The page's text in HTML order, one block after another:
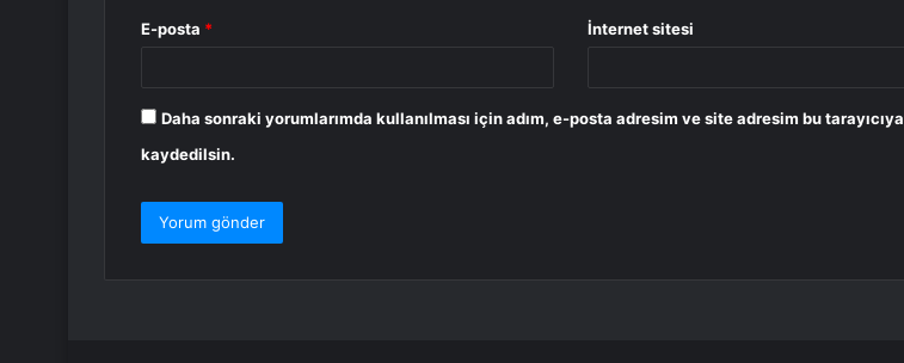
E-posta * İnternet sitesi
Daha sonraki yorumlarımda kullanılması için adım, e-posta adresim ve site adresim bu tarayıcıya
kaydedilsin.